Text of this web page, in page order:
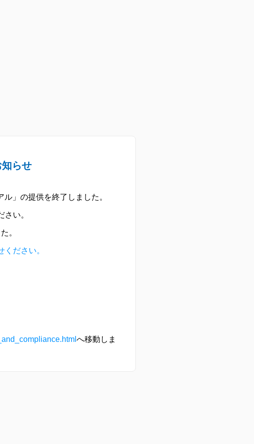
らせ
」の提供を終了しました。
さい。
。
ださい。
へ移動しま